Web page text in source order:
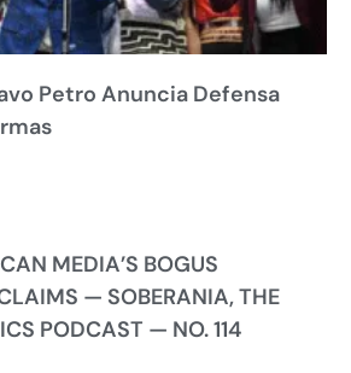
Petro Anuncia Defensa
MEDIA’S BOGUS
— SOBERANIA, THE
PODCAST — NO. 114